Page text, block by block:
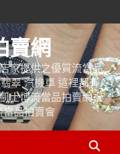
賣網
家提供之優質流當品,
翠 汽機車 這裡都有
士博流當品拍賣網祝
當品拍賣會